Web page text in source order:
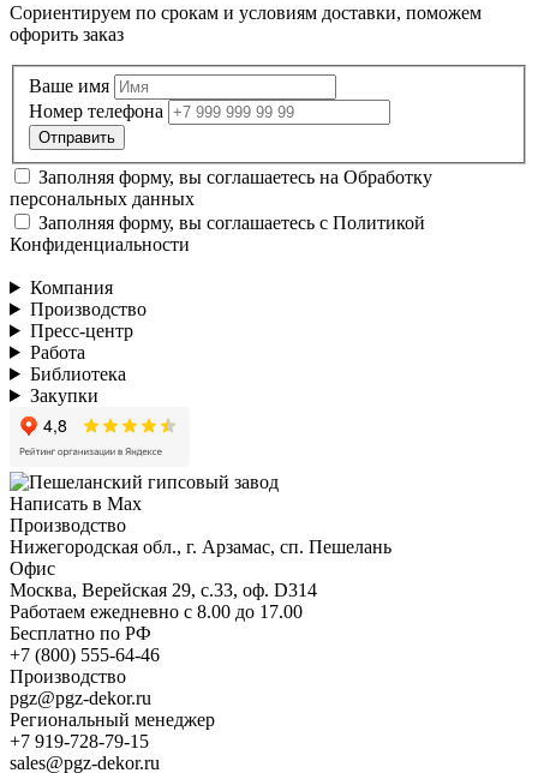
Сориентируем по срокам и условиям доставки, поможем
офорить заказ
Ваше имя
Номер телефона
Заполняя форму, вы соглашаетесь на Обработку
персональных данных
Заполняя форму, вы соглашаетесь с Политикой
Конфиденциальности
Компания
Производство
Пресс-центр
Работа
Библиотека
Закупки
Написать в Max
Производство
Нижегородская обл., г. Арзамас, сп. Пешелань
Офис
Москва, Верейская 29, с.33, оф. D314
Работаем ежедневно с 8.00 до 17.00
Бесплатно по РФ
+7 (800) 555-64-46
Производство
pgz@pgz-dekor.ru
Региональный менеджер
+7 919-728-79-15
sales@pgz-dekor.ru